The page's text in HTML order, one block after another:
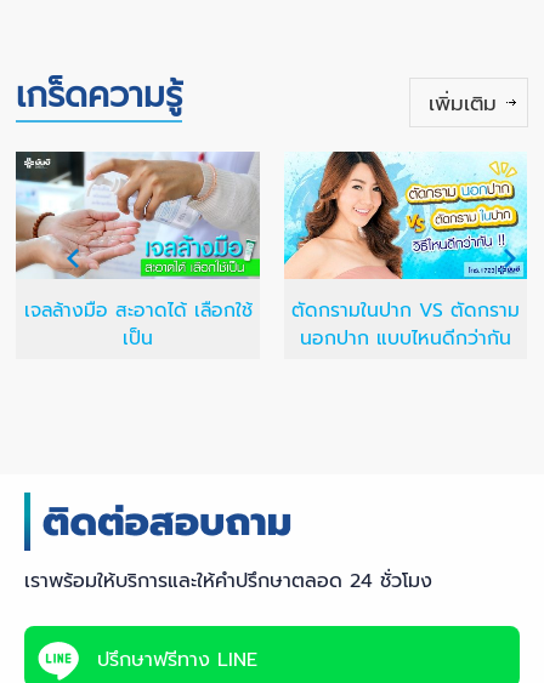
เกร็ดความรู้ เพิ่มเติม
เจลล้างมือ สะอาดได้ เลือกใช้
เป็น
ตัดกรามในปาก VS ตัดกราม
นอกปาก แบบไหนดีกว่ากัน
เราพร้อมให้บริการและให้คำปรึกษาตลอด 24 ชั่วโมง
ปรึกษาฟรีทาง LINE